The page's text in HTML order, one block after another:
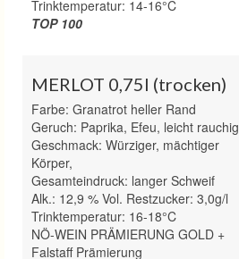
Trinktemperatur: 14-16°C
TOP 100
MERLOT 0,75l (trocken)
Farbe: Granatrot heller Rand
Geruch: Paprika, Efeu, leicht rauchig
Geschmack: Würziger, mächtiger
Körper,
Gesamteindruck: langer Schweif
Alk.: 12,9 % Vol. Restzucker: 3,0g/l
Trinktemperatur: 16-18°C
NÖ-WEIN PRÄMIERUNG GOLD +
Falstaff Prämierung